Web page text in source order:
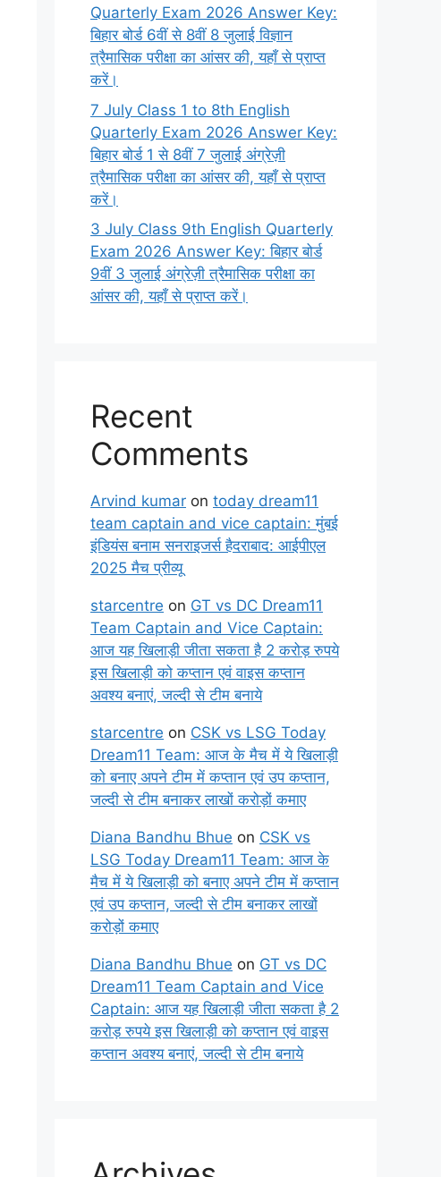
Quarterly Exam 2026 Answer Key:
बिहार बोर्ड 6वीं से 8वीं 8 जुलाई विज्ञान
त्रैमासिक परीक्षा का आंसर की, यहाँ से प्राप्त
करें।
7 July Class 1 to 8th English
Quarterly Exam 2026 Answer Key:
बिहार बोर्ड 1 से 8वीं 7 जुलाई अंग्रेज़ी
त्रैमासिक परीक्षा का आंसर की, यहाँ से प्राप्त
करें।
3 July Class 9th English Quarterly
Exam 2026 Answer Key: बिहार बोर्ड
9वीं 3 जुलाई अंग्रेज़ी त्रैमासिक परीक्षा का
आंसर की, यहाँ से प्राप्त करें।
Recent
Comments
Arvind kumar on today dream11
team captain and vice captain: मुंबई
इंडियंस बनाम सनराइजर्स हैदराबाद: आईपीएल
2025 मैच प्रीव्यू
starcentre on GT vs DC Dream11
Team Captain and Vice Captain:
आज यह खिलाड़ी जीता सकता है 2 करोड़ रुपये
इस खिलाड़ी को कप्तान एवं वाइस कप्तान
अवश्य बनाएं, जल्दी से टीम बनाये
starcentre on CSK vs LSG Today
Dream11 Team: आज के मैच में ये खिलाड़ी
को बनाए अपने टीम में कप्तान एवं उप कप्तान,
जल्दी से टीम बनाकर लाखों करोड़ों कमाए
Diana Bandhu Bhue on CSK vs
LSG Today Dream11 Team: आज के
मैच में ये खिलाड़ी को बनाए अपने टीम में कप्तान
एवं उप कप्तान, जल्दी से टीम बनाकर लाखों
करोड़ों कमाए
Diana Bandhu Bhue on GT vs DC
Dream11 Team Captain and Vice
Captain: आज यह खिलाड़ी जीता सकता है 2
करोड़ रुपये इस खिलाड़ी को कप्तान एवं वाइस
कप्तान अवश्य बनाएं, जल्दी से टीम बनाये